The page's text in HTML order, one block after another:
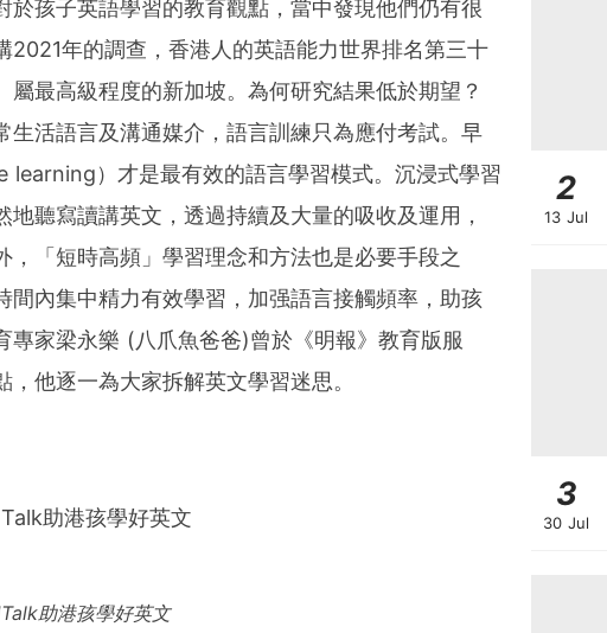
孩子英語學習的教育觀點，當中發現他們仍有很
2021年的調查，香港人的英語能力世界排名第三十
最高級程度的新加坡。為何研究結果低於期望？
活語言及溝通媒介，語言訓練只為應付考試。早
learning）才是最有效的語言學習模式。沉浸式學習
聽寫讀講英文，透過持續及大量的吸收及運用，
「短時高頻」學習理念和方法也是必要手段之
內集中精力有效學習，加强語言接觸頻率，助孩
專家梁永樂 (八爪魚爸爸)曾於《明報》教育版服
他逐一為大家拆解英文學習迷思。
助港孩學好英文
2
13 Jul
3
30 Jul